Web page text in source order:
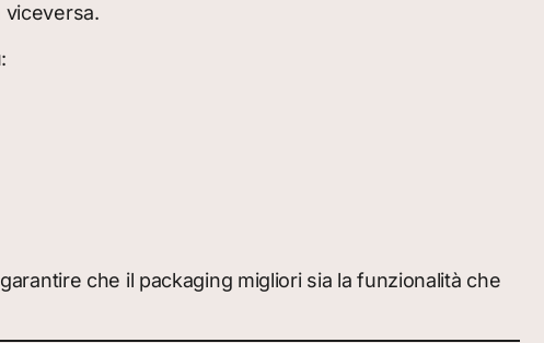
che il packaging migliori sia la funzionalità che